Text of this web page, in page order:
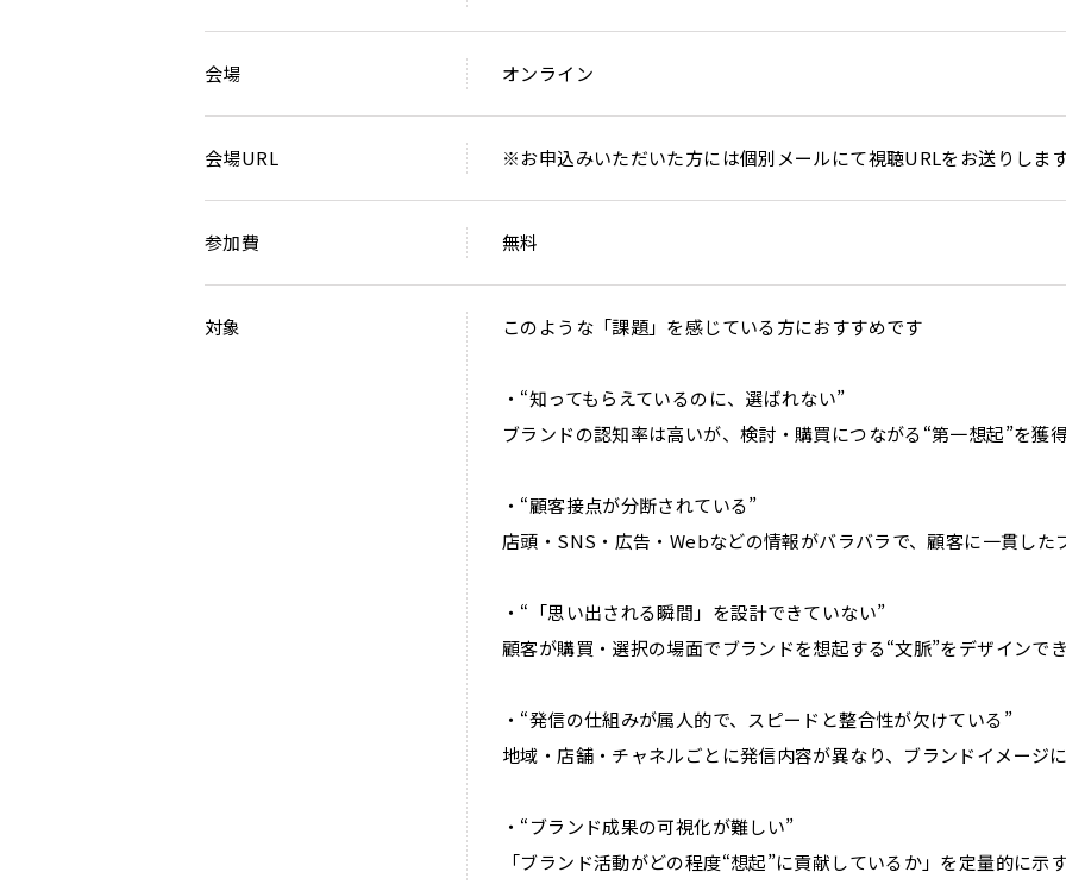
会場 オンライン
会場URL ※お申込みいただいた方には個別メールにて視聴URLをお送りします
参加費 無料
対象 このような「課題」を感じている方におすすめです
・“知ってもらえているのに、選ばれない”
ブランドの認知率は高いが、検討・購買につながる“第一想起”を獲
・“顧客接点が分断されている”
店頭・SNS・広告・Webなどの情報がバラバラで、顧客に一貫した
・“「思い出される瞬間」を設計できていない”
顧客が購買・選択の場面でブランドを想起する“文脈”をデザインでき
・“発信の仕組みが属人的で、スピードと整合性が欠けている”
地域・店舗・チャネルごとに発信内容が異なり、ブランドイメージ
・“ブランド成果の可視化が難しい”
「ブランド活動がどの程度“想起”に貢献しているか」を定量的に示